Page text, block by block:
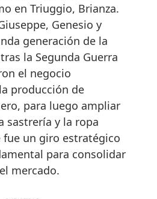
en Triuggio, Brianza.
Genesio y
generación de la
la Segunda Guerra
el negocio
producción de
para luego ampliar
sastrería y la ropa
un giro estratégico
para consolidar
mercado.